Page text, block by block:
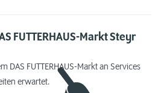
FUTTERHAUS-Markt Steyr
DAS FUTTERHAUS-Markt an Services
erwartet.